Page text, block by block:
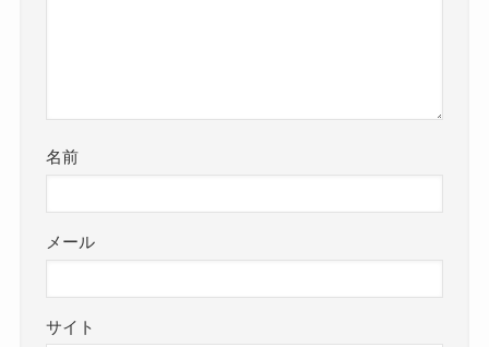
名前
メール
サイト